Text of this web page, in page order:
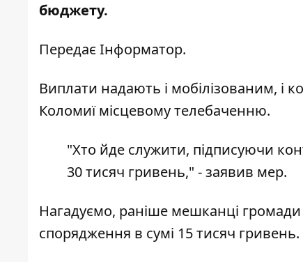
бюджету.
Передає Інформатор.
Виплати надають і мобілізованим, і
Коломиї місцевому телебаченню.
"Хто йде служити, підписуючи
30 тисяч гривень," - заявив мер.
Нагадуємо, раніше мешканці
спорядження в сумі 15 тисяч гривень.